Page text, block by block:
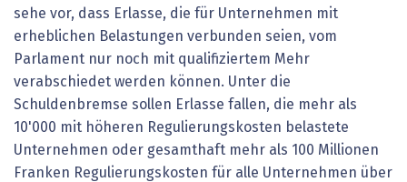
sehe vor, dass Erlasse, die für Unternehmen mit
erheblichen Belastungen verbunden seien, vom
Parlament nur noch mit qualifiziertem Mehr
verabschiedet werden können. Unter die
Schuldenbremse sollen Erlasse fallen, die mehr als
10'000 mit höheren Regulierungskosten belastete
Unternehmen oder gesamthaft mehr als 100 Millionen
Franken Regulierungskosten für alle Unternehmen über